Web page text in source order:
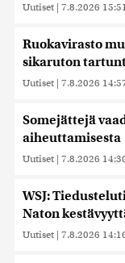
Uutiset | 7.8.2026
Ruokavirasto
sikaruton
Uutiset | 7.8.2026
Somejättejä
aiheuttamisesta
Uutiset | 7.8.2026
WSJ:
Naton
Uutiset | 7.8.2026